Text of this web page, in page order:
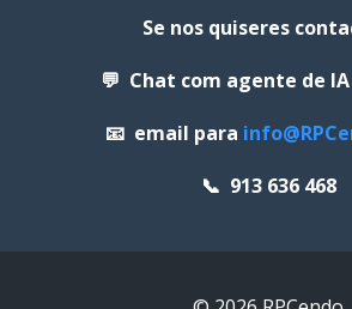
Se nos quiseres
💬 Chat com agente de
📧 email para
📞 913 636 468